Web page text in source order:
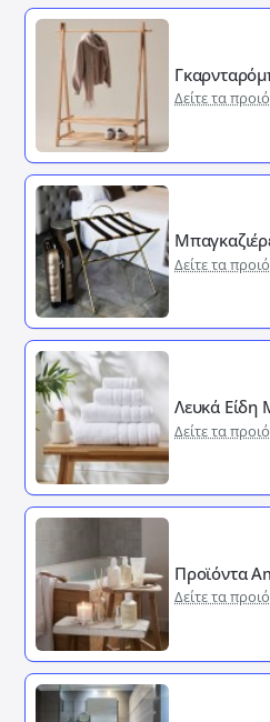
Δείτε τα
Δείτε τα
Λευκά Είδη
Δείτε τα
Προϊόντα
Δείτε τα